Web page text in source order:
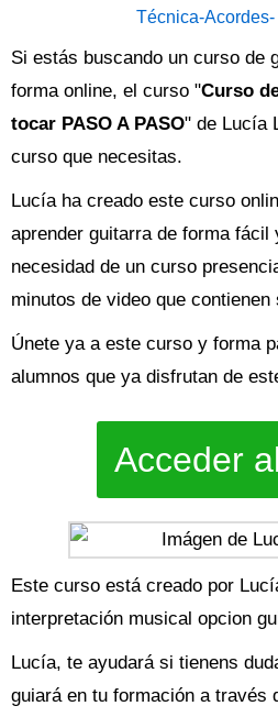
Técnica-
Si estás buscando un curso de
forma online, el curso "Curso
tocar PASO A PASO" de Lucía
curso que necesitas.
Lucía ha creado este curso
aprender guitarra de forma fácil
necesidad de un curso
minutos de video que
Únete ya a este curso y forma
alumnos que ya disfrutan de
Acceder
Este curso está creado por
interpretación musical opcion
Lucía, te ayudará si tienens
guiará en tu formación a través